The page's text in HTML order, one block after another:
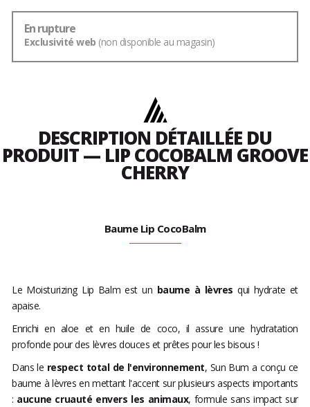
En rupture
Exclusivité web (non disponible au magasin)
DESCRIPTION DÉTAILLÉE DU
PRODUIT — LIP COCOBALM GROOVE
CHERRY
Baume Lip CocoBalm
Le Moisturizing Lip Balm est un baume à lèvres qui hydrate et
apaise.
Enrichi en aloe et en huile de coco, il assure une hydratation
profonde pour des lèvres douces et prêtes pour les bisous !
Dans le respect total de l'environnement, Sun Bum a conçu ce
baume à lèvres en mettant l'accent sur plusieurs aspects importants
: aucune cruauté envers les animaux, formule sans impact sur